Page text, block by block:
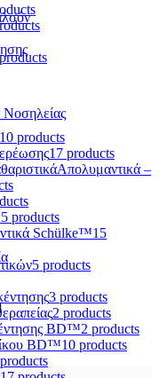
products
17 products
Απολυμαντικά –
products
Schülke™15
5 products
3 products
2 products
BD™2 products
BD™10 products